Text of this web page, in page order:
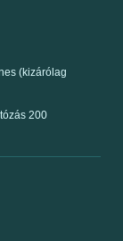
(kizárólag
200